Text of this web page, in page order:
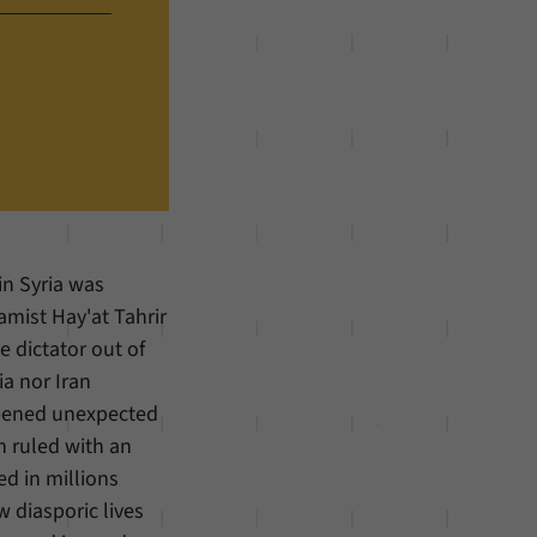
Syria was
Hay'at Tahrir
dictator out of
nor Iran
unexpected
ruled with an
in millions
diasporic lives